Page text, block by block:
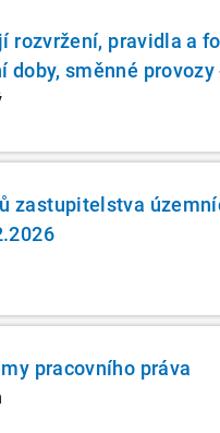
rozvržení, pravidla a
doby, směnné
zastupitelstva
pracovního práva